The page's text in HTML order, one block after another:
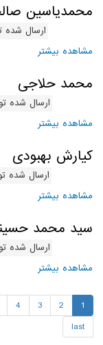
محمدیاسین
ارسال شده
مشاهده بیشتر
محمد حلاجی
ارسال شده
مشاهده بیشتر
کیارش بهبودی
ارسال شده
مشاهده بیشتر
سید محمد
ارسال شده
مشاهده بیشتر
1
2
3
4
last